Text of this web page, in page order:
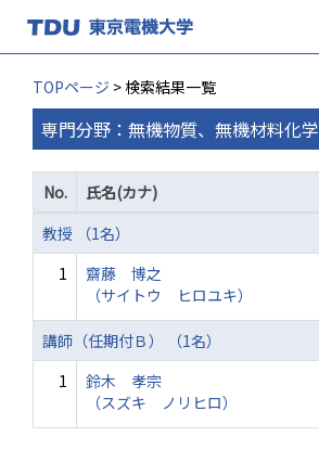
TOPページ > 検索結果一覧
専門分野：無機物質、無機材料化学
No.
氏名(カナ)
教授 （1名）
1
齋藤 博之
（サイトウ ヒロユキ）
講師（任期付Ｂ） （1名）
1
鈴木 孝宗
（スズキ ノリヒロ）